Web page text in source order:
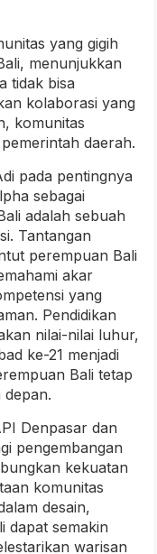
yang gigih
menunjukkan
tidak bisa
kolaborasi yang
komunitas
daerah.
pada pentingnya
sebagai
adalah sebuah
Tantangan
perempuan Bali
akar
yang
Pendidikan
nilai-nilai luhur,
ke-21 menjadi
Bali tetap
Denpasar dan
pengembangan
kekuatan
komunitas
desain,
dapat semakin
warisan